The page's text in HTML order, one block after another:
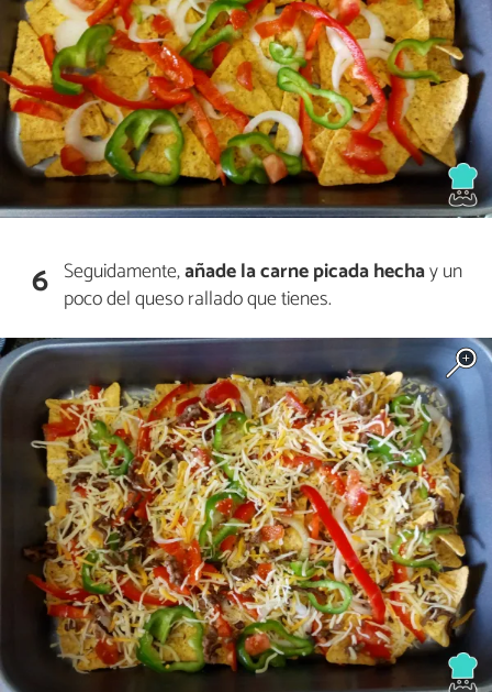
6 Seguidamente,añade la carne picada hechay un
poco del queso rallado que tienes.